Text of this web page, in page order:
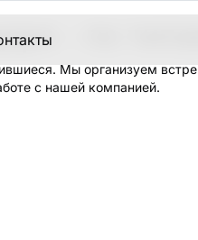
- по
Мы организуем
с нашей компанией.